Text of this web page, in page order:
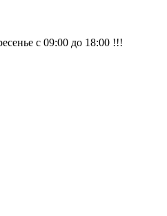
с 09:00 до 18:00 !!!